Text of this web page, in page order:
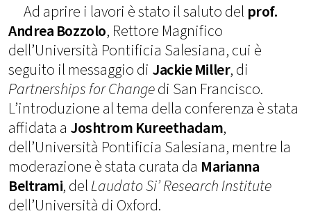
Ad aprire i lavori è stato il saluto del prof.
Andrea Bozzolo, Rettore Magnifico
dell’Università Pontificia Salesiana, cui è
seguito il messaggio di Jackie Miller, di
Partnerships for Changedi San Francisco.
L’introduzione al tema della conferenza è stata
affidata a Joshtrom Kureethadam,
dell’Università Pontificia Salesiana, mentre la
moderazione è stata curata da Marianna
Beltrami, delLaudato Si’ Research Institute
dell’Università di Oxford.